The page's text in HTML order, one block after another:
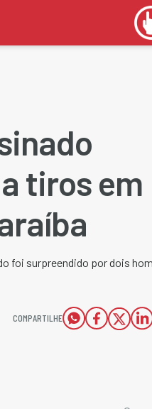
tiros em
foi surpreendido por dois
COMPARTILHE